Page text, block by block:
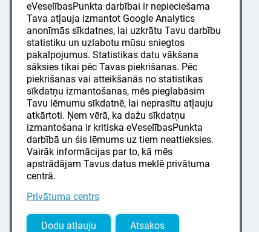
eVeselībasPunkta darbībai ir nepieciešama
Tava atļauja izmantot Google Analytics
anonīmās sīkdatnes, lai uzkrātu Tavu darbību
statistiku un uzlabotu mūsu sniegtos
pakalpojumus. Statistikas datu vākšana
sāksies tikai pēc Tavas piekrišanas. Pēc
piekrišanas vai atteikšanās no statistikas
sīkdatņu izmantošanas, mēs pieglabāsim
Tavu lēmumu sīkdatnē, lai neprasītu atļauju
atkārtoti. Ņem vērā, ka dažu sīkdatņu
izmantošana ir kritiska eVeselībasPunkta
darbībā un šis lēmums uz tiem neattieksies.
Vairāk informācijas par to, kā mēs
apstrādājam Tavus datus meklē privātuma
centrā.
Privātuma centrs
Dodu atļauju Atsakos